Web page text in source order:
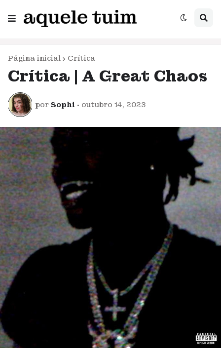
Página inicial Crítica
Crítica | A Great Chaos
por Sophi • outubro 14, 2023